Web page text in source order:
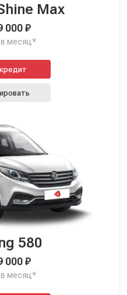
Max
000 ₽
в месяц*
Купить в кредит
580
000 ₽
в месяц*